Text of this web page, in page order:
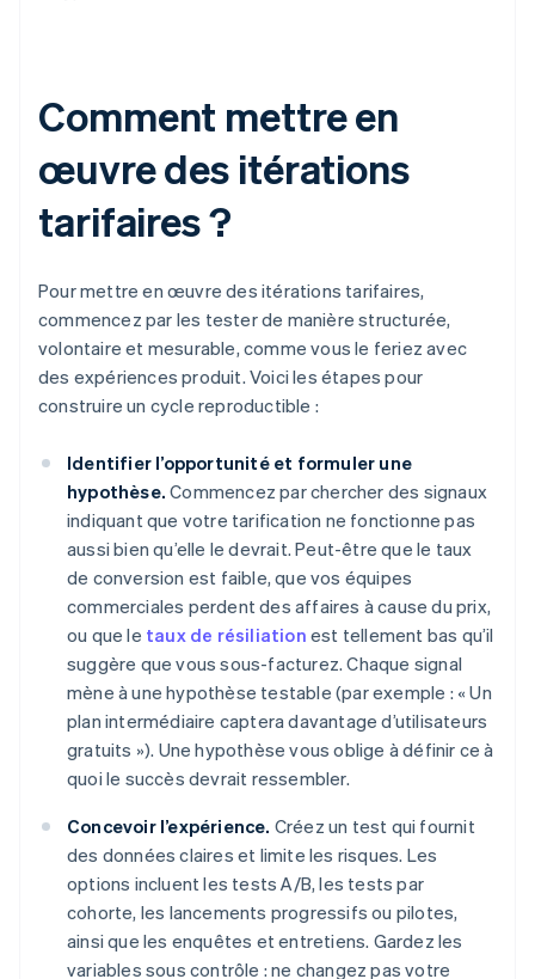
Comment mettre en
œuvre des itérations
tarifaires ?
Pour mettre en œuvre des itérations tarifaires,
commencez par les tester de manière structurée,
volontaire et mesurable, comme vous le feriez avec
des expériences produit. Voici les étapes pour
construire un cycle reproductible :
Identifier l’opportunité et formuler une
hypothèse. Commencez par chercher des signaux
indiquant que votre tarification ne fonctionne pas
aussi bien qu’elle le devrait. Peut-être que le taux
de conversion est faible, que vos équipes
commerciales perdent des affaires à cause du prix,
ou que le taux de résiliation est tellement bas qu’il
suggère que vous sous-facturez. Chaque signal
mène à une hypothèse testable (par exemple : « Un
plan intermédiaire captera davantage d’utilisateurs
gratuits »). Une hypothèse vous oblige à définir ce à
quoi le succès devrait ressembler.
Concevoir l’expérience. Créez un test qui fournit
des données claires et limite les risques. Les
options incluent les tests A/B, les tests par
cohorte, les lancements progressifs ou pilotes,
ainsi que les enquêtes et entretiens. Gardez les
variables sous contrôle : ne changez pas votre